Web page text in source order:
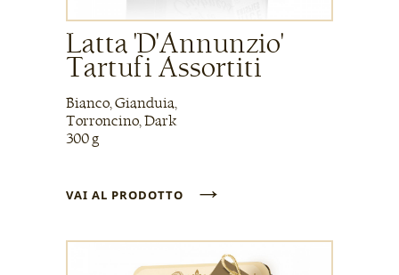
Latta 'D'Annunzio'
Tartufi Assortiti
Bianco, Gianduia,
Torroncino, Dark
300 g
VAI AL PRODOTTO →